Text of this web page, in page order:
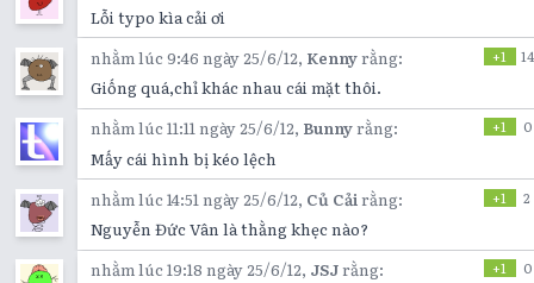
Lỗi typo kìa cải ơi
nhằm lúc 9:46 ngày 25/6/12, Kennyrằng: +1 14
Giống quá,chỉ khác nhau cái mặt thôi.
nhằm lúc 11:11 ngày 25/6/12, Bunnyrằng: +1 0
Mấy cái hình bị kéo lệch
nhằm lúc 14:51 ngày 25/6/12, Củ Cải rằng: +1 2
Nguyễn Đức Vân là thằng khẹc nào?
nhằm lúc 19:18 ngày 25/6/12, JSJrằng: +1 0